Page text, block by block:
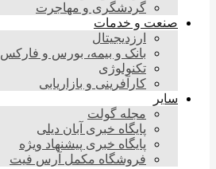
گردشگری و مهاجرت
صنعت و خدمات
ارزدیجیتال
بانک و بیمه، بورس و فارکس
تکنولوژی
کارآفرینی و بازاریابی
سایر
مجله گولت
پایگاه خبری آبان دیلی
پایگاه خبری پیشنهاد ویژه
فروشگاه مکمل آرس فیت